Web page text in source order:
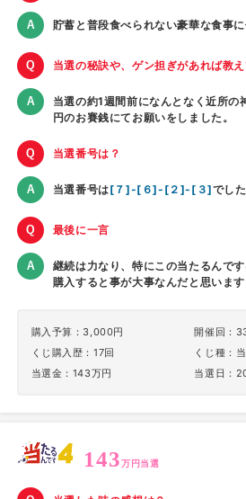
貯蓄と普段食べられない豪華な食事に
当選の秘訣や、ゲン担ぎがあれば教え
当選の約1週間前になんとなく近所
円のお賽銭にてお願いをしました。
当選番号は？
当選番号は[７]-[６]-[２]-[３]でした
最後に一言
継続は力なり、特にこの当たるんで
購入すると事が大事なんだと思います
購入予算：3,000円
くじ購入歴：17回
当選金：143万円
開催回：
くじ種：
当選日：
143万円当選